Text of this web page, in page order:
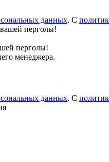
данных. С
перголы!
менеджера.
данных. С